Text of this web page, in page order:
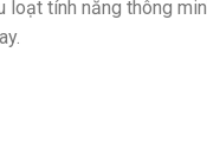
loạt tính năng thông